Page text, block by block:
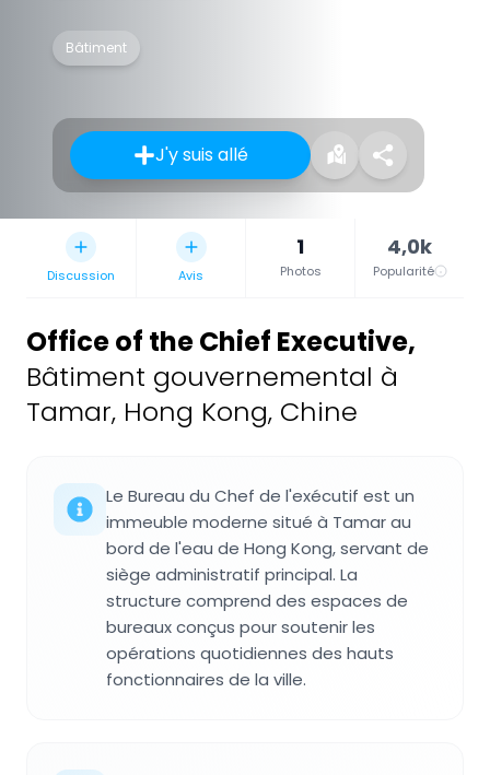
Bâtiment
J'y suis allé
Discussion Avis
1
Photos
4,0k
Popularité
Office of the Chief Executive,
Bâtiment gouvernemental à
Tamar, Hong Kong, Chine
Le Bureau du Chef de l'exécutif est un
immeuble moderne situé à Tamar au
bord de l'eau de Hong Kong, servant de
siège administratif principal. La
structure comprend des espaces de
bureaux conçus pour soutenir les
opérations quotidiennes des hauts
fonctionnaires de la ville.